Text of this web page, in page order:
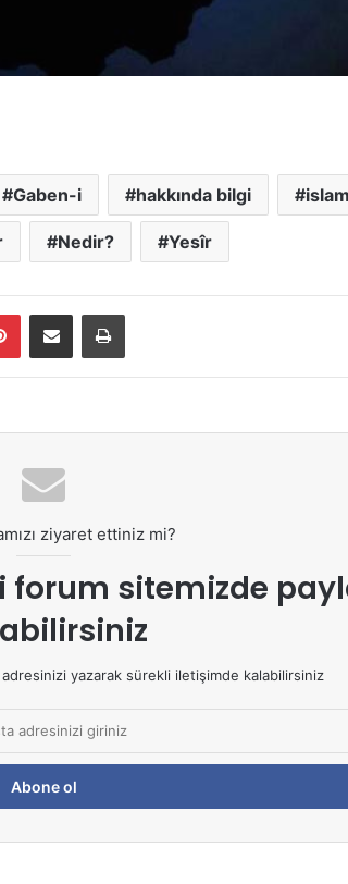
Gaben-i hakkında bilgi
Nedir? Yesîr
ziyaret ettiniz mi?
forum sitemizde
yazarak sürekli iletişimde kalabilirsiniz